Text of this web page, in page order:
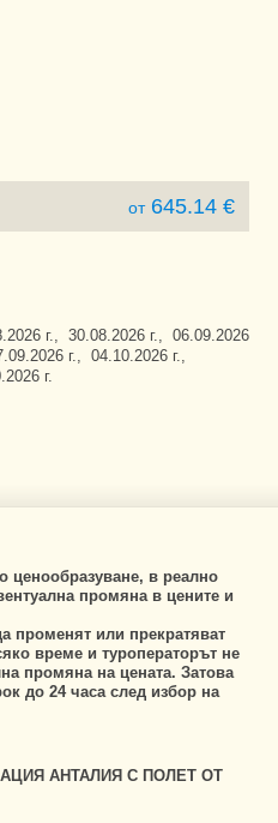
от645.14 €
г., 30.08.2026 г., 06.09.2026
г., 04.10.2026 г.,
г.
ценообразуване, в реално
промяна в цените и
променят или прекратяват
време и туроператорът не
промяна на цената. Затова
до 24 часа след избор на
АНТАЛИЯ С ПОЛЕТ ОТ